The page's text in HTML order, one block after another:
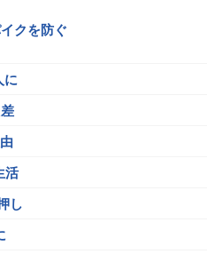
クを防ぐ
に
活
し